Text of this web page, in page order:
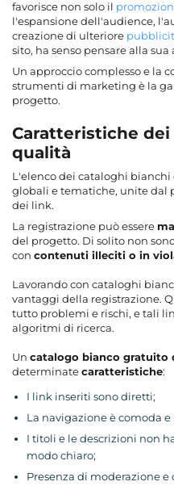
favorisce non solo il
l'espansione dell'audience,
creazione di ulteriore
sito, ha senso pensare alla
Un approccio complesso e la
strumenti di marketing è la
progetto.
Caratteristiche
qualità
L'elenco dei cataloghi
globali e tematiche, unite dal
dei link.
La registrazione può essere
del progetto. Di solito non
con contenuti illeciti o in
Lavorando con cataloghi
vantaggi della registrazione.
tutto problemi e rischi, e tali
algoritmi di ricerca.
Un catalogo bianco gratuito
determinatecaratteristiche:
I link inseriti sono diretti;
La navigazione è comoda
I titoli e le descrizioni non
modo chiaro;
Presenza di moderazione e